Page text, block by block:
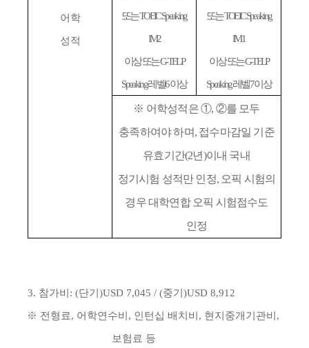
어학
성적
또는TOEIC Speaking
IM2
이상 또는G-TELP
Speaking레벨6이상
또는TOEIC Speaking
IM1
이상 또는G-TELP
Speaking레벨7이상
※ 어학성적은①, ②를 모두
충족하여야 하며, 접수마감일 기준
유효기간(2년)이내 국내
정기시험 성적만 인정, 오픽 시험의
경우 대학연합 오픽 시험점수도
인정
3. 참가비 : (단기 )USD 7,045 / (중기 )USD 8,912
※ 전형료, 어학연수비 , 인턴십 배치비 , 현지중개기관비 ,
보험료 등